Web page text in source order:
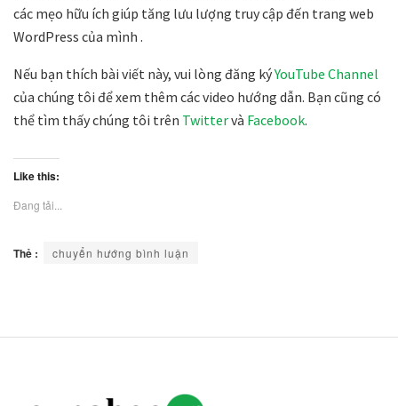
các mẹo hữu ích giúp tăng lưu lượng truy cập đến trang web
WordPress của mình .
Nếu bạn thích bài viết này, vui lòng đăng kýYouTube Channel
của chúng tôi để xem thêm các video hướng dẫn. Bạn cũng có
thể tìm thấy chúng tôi trên Twittervà Facebook.
Like this:
Đang tải...
Thẻ : chuyển hướng bình luận